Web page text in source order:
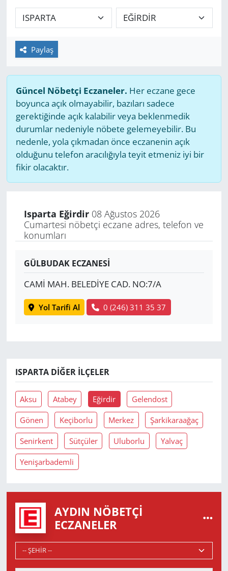
Paylaş
Güncel Nöbetçi Eczaneler. Her eczane gece
boyunca açık olmayabilir, bazıları sadece
gerektiğinde açık kalabilir veya beklenmedik
durumlar nedeniyle nöbete gelemeyebilir. Bu
nedenle, yola çıkmadan önce eczanenin açık
olduğunu telefon aracılığıyla teyit etmeniz iyi bir
fikir olacaktır.
Isparta Eğirdir08 Ağustos 2026
Cumartesi nöbetçi eczane adres, telefon ve
konumları
GÜLBUDAK ECZANESİ
CAMİ MAH. BELEDİYE CAD. NO:7/A
Yol Tarifi Al 0 (246) 311 35 37
ISPARTA DIĞER İLÇELER
Aksu Atabey Eğirdir Gelendost
Gönen Keçiborlu Merkez Şarkikaraağaç
Senirkent Sütçüler Uluborlu Yalvaç
Yenişarbademli
AYDIN NÖBETÇI
ECZANELER
GÜNDEM
HABERDE İNSAN
MAGAZİN
POLİTİKA
RESMİ İLANLAR
SAĞLIK
SPOR